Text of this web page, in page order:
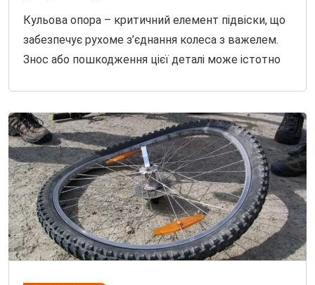
Кульова опора – критичний елемент підвіски, що
забезпечує рухоме з’єднання колеса з важелем.
Знос або пошкодження цієї деталі може істотно